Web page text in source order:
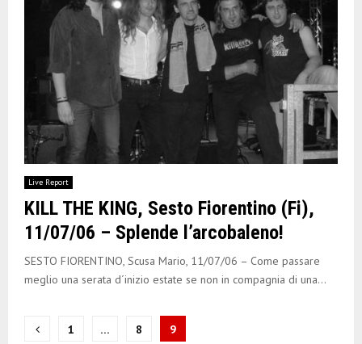
Live Report
KILL THE KING, Sesto Fiorentino (Fi),
11/07/06 – Splende l’arcobaleno!
SESTO FIORENTINO, Scusa Mario, 11/07/06 – Come passare
meglio una serata d´inizio estate se non in compagnia di una...
N
1 … 8 9